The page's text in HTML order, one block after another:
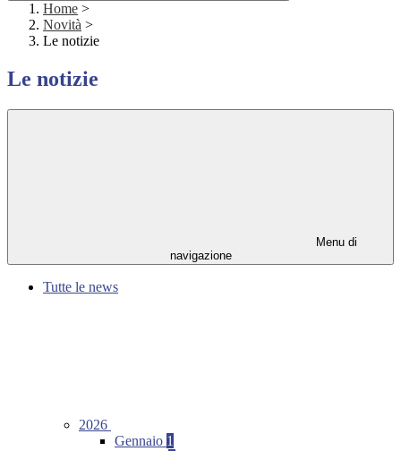
Home >
Novità >
Le notizie
Le notizie
Menu di
navigazione
Tutte le news
2026
Gennaio 1